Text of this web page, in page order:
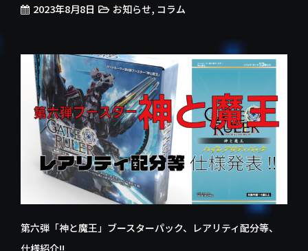
2023年8月8日 お知らせ, コラム
第六弾「神と魔王」ブースターパック、レアリティ配分等、